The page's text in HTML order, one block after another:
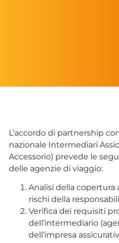
L’accordo di partnership
nazionale Intermediari
Accessorio) prevede le
delle agenzie di viaggio:
Analisi della copertura
rischi della
Verifica dei requisiti
dell’intermediario
dell’impresa